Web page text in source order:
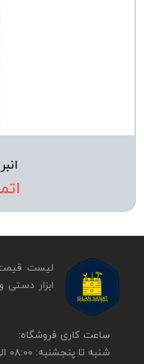
​​ساعت کاری فروشگاه:
شنبه تا پنجشنبه: 08:00 الی 20:00
لیست
ابزار دستی